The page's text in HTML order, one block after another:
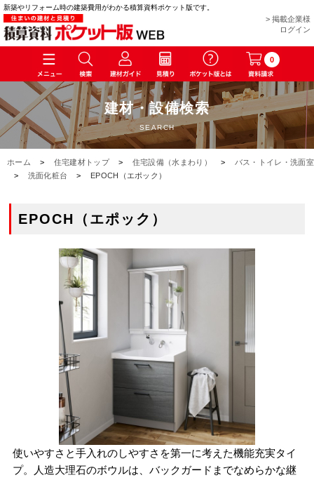
新築やリフォーム時の建築費用がわかる積算資料ポケット版です。
> 掲載企業様
ログイン
0
建材・設備検索
SEARCH
ホーム > 住宅建材トップ > 住宅設備（水まわり） >
バス・トイレ・洗面室
>
洗面化粧台 > EPOCH（エポック）
EPOCH（エポック）
使いやすさと手入れのしやすさを第一に考えた機能充実タイ
プ。人造大理石のボウルは、バックガードまでなめらかな継